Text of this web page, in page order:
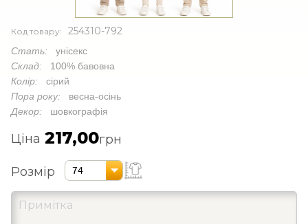
Код товару: 254310-792
Стать: унісекс
Склад: 100% бавовна
Колір: сірий
Пора року: весна-осінь
Декор: шовкографія
Ціна 217,00грн
Розмір 74